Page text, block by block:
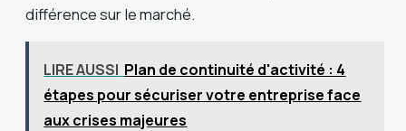
différence sur le marché.
LIRE AUSSI Plan de continuité d'activité : 4
étapes pour sécuriser votre entreprise face
aux crises majeures